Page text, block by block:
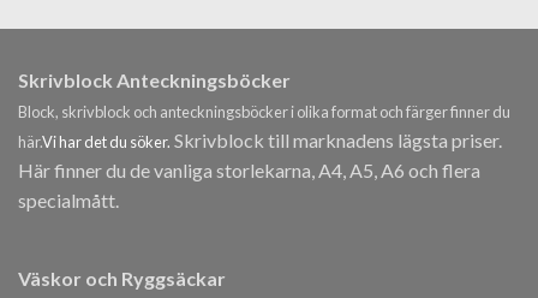
Skrivblock Anteckningsböcker
Block, skrivblock och anteckningsböcker i olika format och färger finner du
här.Vi har det du söker. Skrivblock till marknadens lägsta priser.
Här finner du de vanliga storlekarna, A4, A5, A6 och flera
specialmått.
Väskor och Ryggsäckar